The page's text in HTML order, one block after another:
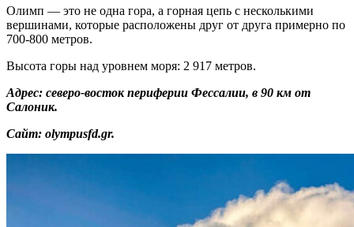
Самарийское ущелье
На потрясающем острове Крит протянулось Самарийское
любителей природы и гор это обязательное для посещения
Туристический маршрут тянется по лесным тропам и
лестницам. Он берет свое начало на юго-западе острова, в
центре горного массива Лефка-Ори, и спускается почти к
самому берегу Ливийского моря.